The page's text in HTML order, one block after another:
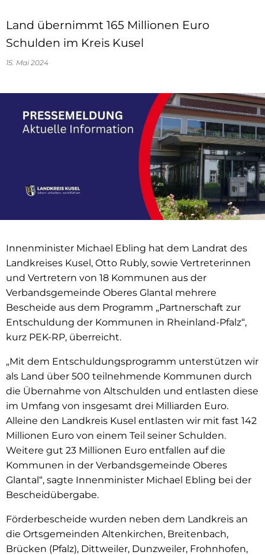
Land übernimmt 165 Millionen Euro
Schulden im Kreis Kusel
15. Mai 2024
Innenminister Michael Ebling hat dem Landrat des
Landkreises Kusel, Otto Rubly, sowie Vertreterinnen
und Vertretern von 18 Kommunen aus der
Verbandsgemeinde Oberes Glantal mehrere
Bescheide aus dem Programm „Partnerschaft zur
Entschuldung der Kommunen in Rheinland-Pfalz“,
kurz PEK-RP, überreicht.
„Mit dem Entschuldungsprogramm unterstützen wir
als Land über 500 teilnehmende Kommunen durch
die Übernahme von Altschulden und entlasten diese
im Umfang von insgesamt drei Milliarden Euro.
Alleine den Landkreis Kusel entlasten wir mit fast 142
Millionen Euro von einem Teil seiner Schulden.
Weitere gut 23 Millionen Euro entfallen auf die
Kommunen in der Verbandsgemeinde Oberes
Glantal“, sagte Innenminister Michael Ebling bei der
Bescheidübergabe.
Förderbescheide wurden neben dem Landkreis an
die Ortsgemeinden Altenkirchen, Breitenbach,
Brücken (Pfalz), Dittweiler, Dunzweiler, Frohnhofen,